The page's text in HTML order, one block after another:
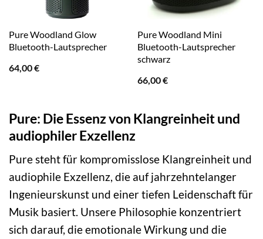
Pure Woodland Glow
Bluetooth-Lautsprecher
64,00€
Pure Woodland Mini
Bluetooth-Lautsprecher
schwarz
66,00€
Pure: Die Essenz von Klangreinheit und
audiophiler Exzellenz
Pure steht für kompromisslose Klangreinheit und
audiophile Exzellenz, die auf jahrzehntelanger
Ingenieurskunst und einer tiefen Leidenschaft für
Musik basiert. Unsere Philosophie konzentriert
sich darauf, die emotionale Wirkung und die